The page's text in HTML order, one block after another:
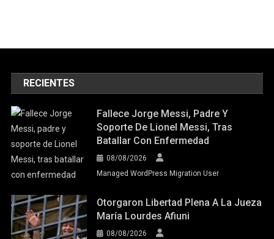
RECIENTES
Fallece Jorge Messi, Padre Y
Soporte De Lionel Messi, Tras
Batallar Con Enfermedad
08/08/2026
Managed WordPress Migration User
Otorgaron Libertad Plena A La Jueza
María Lourdes Afiuni
08/08/2026